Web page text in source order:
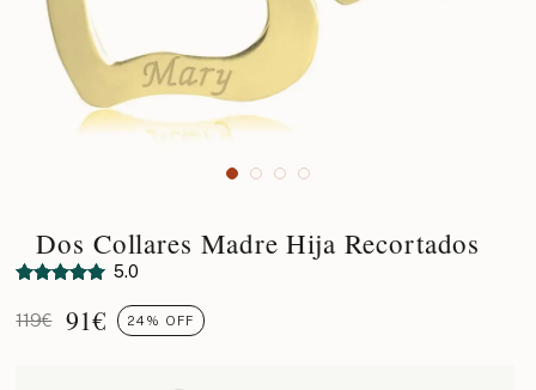
Dos Collares Madre Hija Recortados
5.0
119€ 91€ 24% OFF